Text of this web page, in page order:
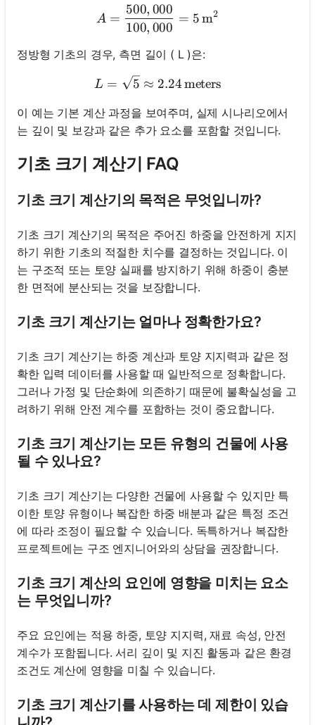
A =
A =
100, 000
500, 000
= 5 m2
정방형 기초의 경우, 측면 길이 ( L )은:
L = \sqrt{5} \approx
L = 5 ≈ 2.24meters
이 예는 기본 계산 과정을 보여주며, 실제 시나리오에서
는 깊이 및 보강과 같은 추가 요소를 포함할 것입니다.
기초 크기 계산기 FAQ
기초 크기 계산기의 목적은 무엇입니까?
기초 크기 계산기의 목적은 주어진 하중을 안전하게 지지
하기 위한 기초의 적절한 치수를 결정하는 것입니다. 이
는 구조적 또는 토양 실패를 방지하기 위해 하중이 충분
한 면적에 분산되는 것을 보장합니다.
기초 크기 계산기는 얼마나 정확한가요?
기초 크기 계산기는 하중 계산과 토양 지지력과 같은 정
확한 입력 데이터를 사용할 때 일반적으로 정확합니다.
그러나 가정 및 단순화에 의존하기 때문에 불확실성을 고
려하기 위해 안전 계수를 포함하는 것이 중요합니다.
기초 크기 계산기는 모든 유형의 건물에 사용
될 수 있나요?
기초 크기 계산기는 다양한 건물에 사용할 수 있지만 특
이한 토양 유형이나 복잡한 하중 배분과 같은 특정 조건
에 따라 조정이 필요할 수 있습니다. 독특하거나 복잡한
프로젝트에는 구조 엔지니어와의 상담을 권장합니다.
기초 크기 계산의 요인에 영향을 미치는 요소
는 무엇입니까?
주요 요인에는 적용 하중, 토양 지지력, 재료 속성, 안전
계수가 포함됩니다. 서리 깊이 및 지진 활동과 같은 환경
조건도 계산에 영향을 미칠 수 있습니다.
기초 크기 계산기를 사용하는 데 제한이 있습